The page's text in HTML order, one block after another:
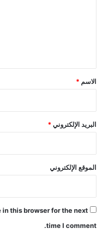
*
الاسم *
البريد الإلكتروني*
الموقع الإلكتروني
this browser for the next
time I comment.